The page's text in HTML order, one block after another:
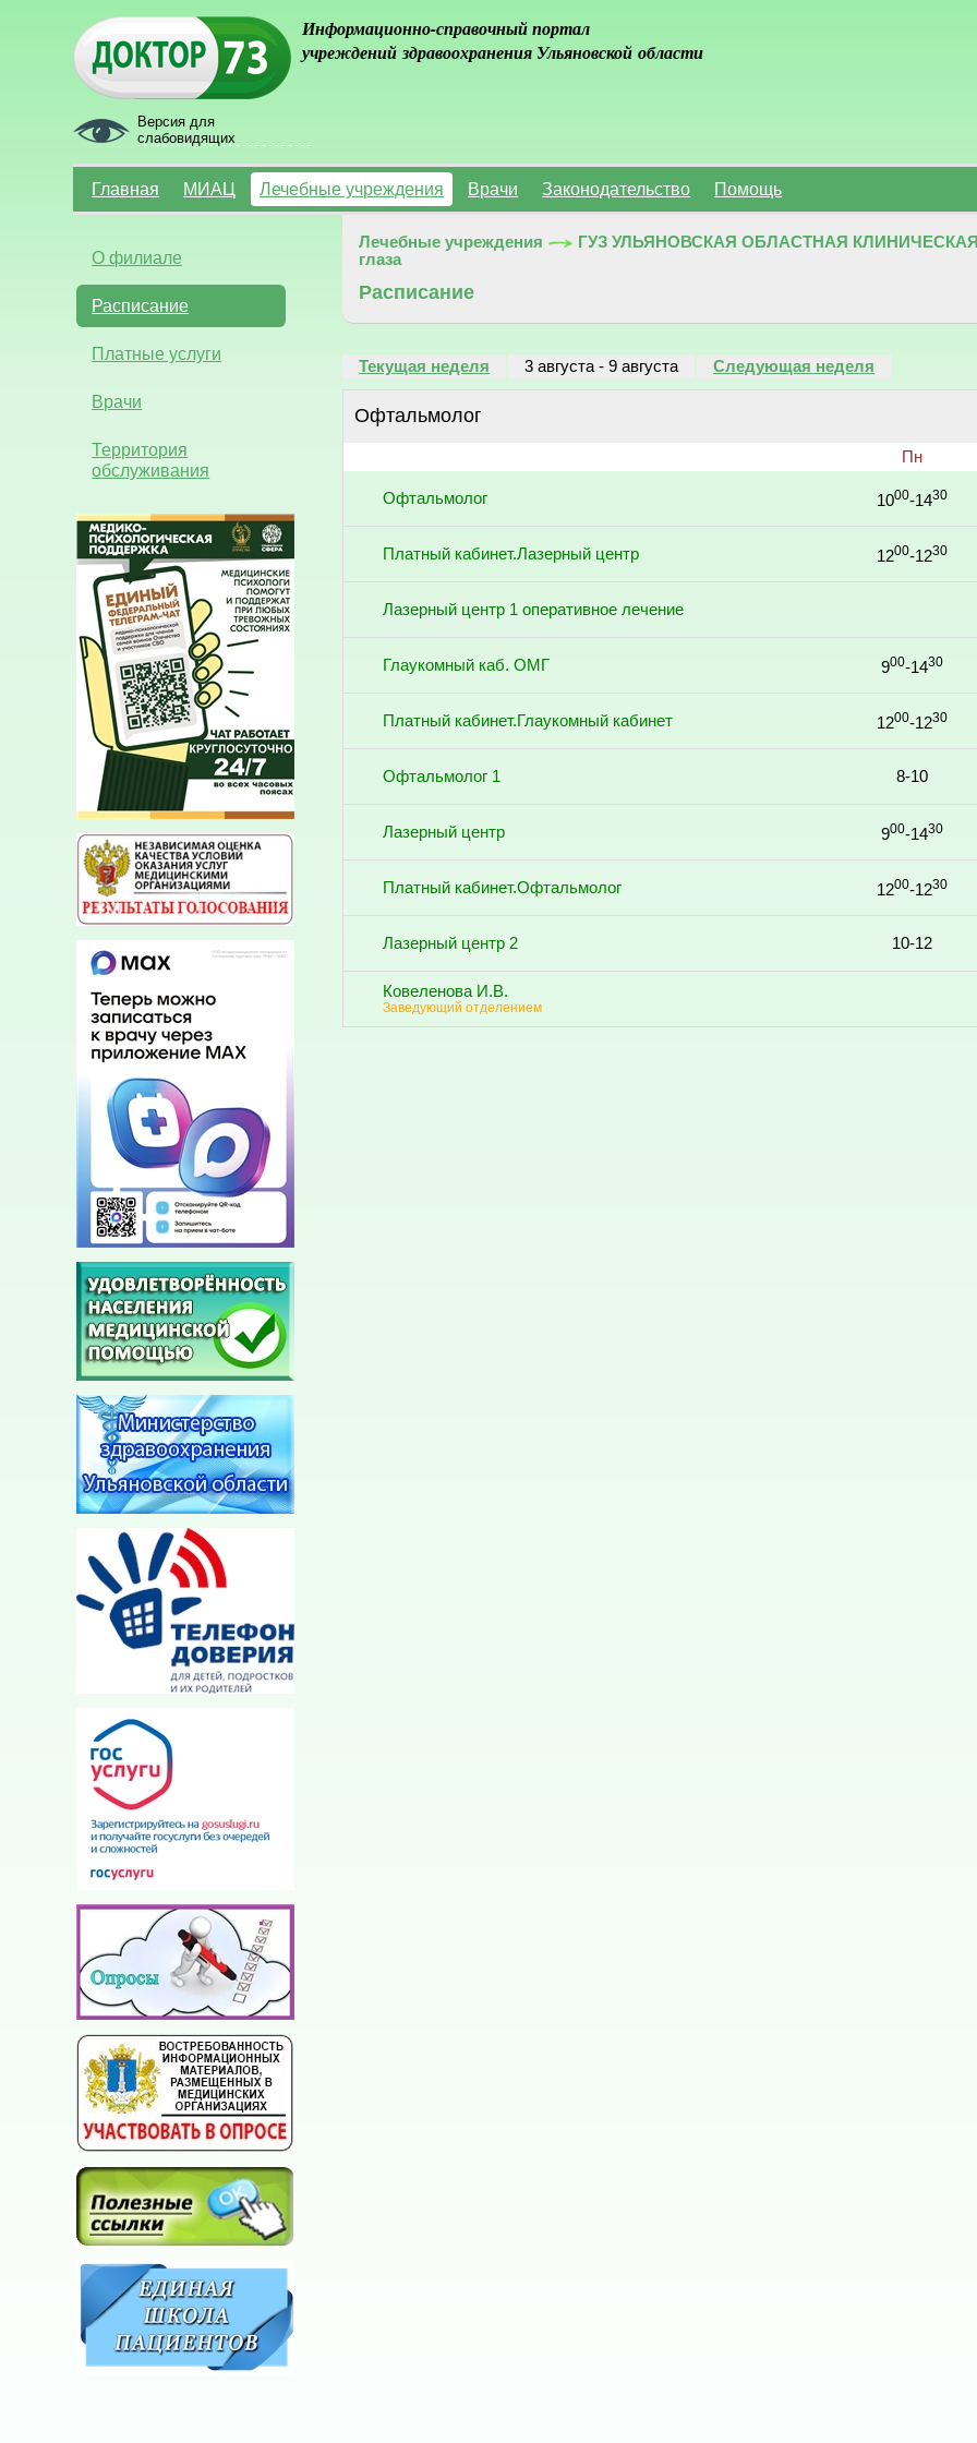
Версия для
слабовидящих
Информационно-справочный портал
учреждений здравоохранения Ульяновской области
Главная МИАЦ Лечебные учреждения Врачи Законодательство Помощь
О филиале
Расписание
Платные услуги
Врачи
Территория
обслуживания
Лечебные учреждения ГУЗ УЛЬЯНОВСКАЯ ОБЛАСТНАЯ
глаза
Расписание
Текущая неделя 3 августа-9 августа Следующая неделя
Офтальмолог
Пн
Офтальмолог 1000-1430
Платный кабинет.Лазерный центр 1200-1230
Лазерный центр 1 оперативное лечение
Глаукомный каб. ОМГ 900-1430
Платный кабинет.Глаукомный кабинет 1200-1230
Офтальмолог 1 8-10
Лазерный центр 900-1430
Платный кабинет.Офтальмолог 1200-1230
Лазерный центр 2 10-12
Ковеленова И.В.
Заведующий отделением